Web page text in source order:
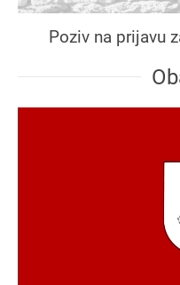
Poziv na prijavu